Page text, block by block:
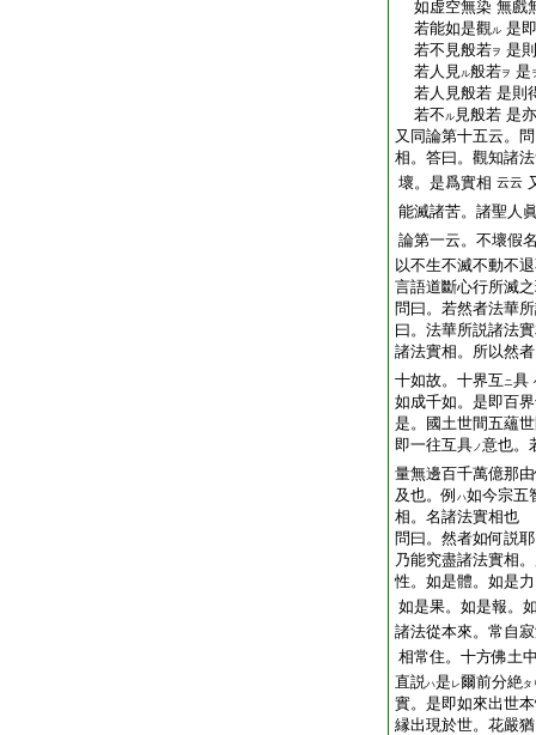
如虚空無染 無戲
若能如是觀ル 是
若不見般若ヲ 是
若人見ル般若ヲ 是
若人見般若 是則
若不ル 見般若 是
又同論第十五云。
相。答曰。觀知諸
壞。是爲實相 云云
能滅諸苦。諸聖人
論第一云。不壞假
以不生不滅不動不
言語道斷心行所滅
問曰。若然者法華
曰。法華所説諸法
諸法實相。所以然
十如故。十界互ニ具
如成千如。是即百
是。國土世間五蘊
即一往互具ノ意也。
量無邊百千萬億那
及也。例 ハ如今宗五
相。名諸法實相也
問曰。然者如何説
乃能究盡諸法實相
性。如是體。如是
如是果。如是報。
諸法從本來。常自
相常住。十方佛土
直説ハ是 レ爾前分絶タ
實。是即如來出世
縁出現於世。花嚴